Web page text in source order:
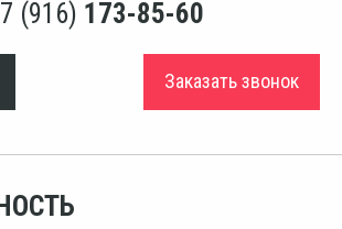
(916) 173-85-60
Заказать звонок